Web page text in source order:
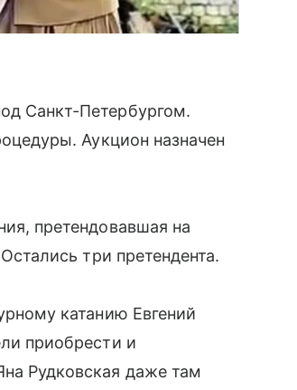
Санкт-Петербургом.
Аукцион назначен
претендовавшая на
три претендента.
катанию Евгений
приобрести и
Рудковская даже там